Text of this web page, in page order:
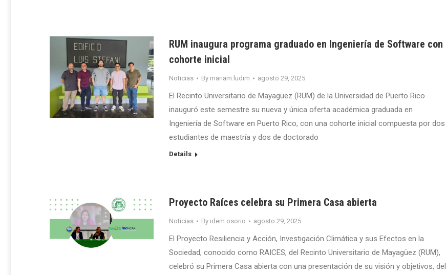
RUM inaugura programa graduado en Ingeniería de Software con
cohorte inicial
Noticias By mariam.ludim agosto 29, 2025
El Recinto Universitario de Mayagüez (RUM) de la Universidad de Puerto Rico
inauguró este semestre su nueva y única oferta académica graduada en
Ingeniería de Software en Puerto Rico, con una cohorte inicial compuesta por dos
estudiantes de maestría y dos de doctorado
Details
Proyecto Raíces celebra su Primera Casa abierta
Noticias By idem.osorio agosto 29, 2025
El Proyecto Resiliencia y Acción, Investigación Climática y sus Efectos en la
Sociedad, conocido como RAICES, del Recinto Universitario de Mayagüez (RUM),
celebró su Primera Casa abierta con una presentación de su visión y objetivos, del